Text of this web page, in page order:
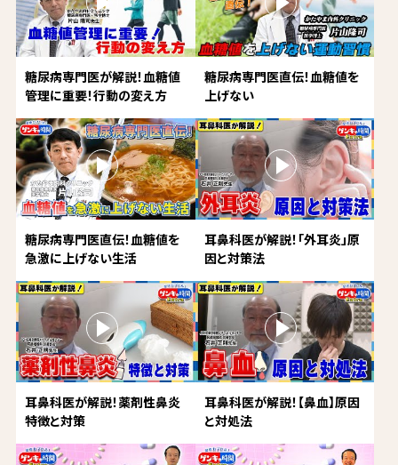
糖尿病専門医が解説！血糖値
管理に重要！行動の変え方
糖尿病専門医直伝！血糖値を
上げない
糖尿病専門医直伝！血糖値を
急激に上げない生活
耳鼻科医が解説！「外耳炎」原
因と対策法
耳鼻科医が解説！薬剤性鼻炎
特徴と対策
耳鼻科医が解説！【鼻血】原因
と対処法